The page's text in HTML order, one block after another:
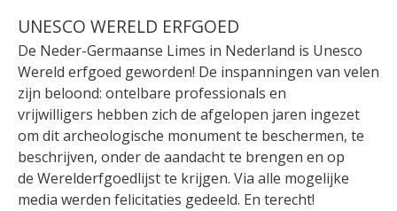
UNESCO WERELD ERFGOED
De Neder-Germaanse Limes in Nederland is Unesco
Wereld erfgoed geworden! De inspanningen van velen
zijn beloond: ontelbare professionals en
vrijwilligers hebben zich de afgelopen jaren ingezet
om dit archeologische monument te beschermen, te
beschrijven, onder de aandacht te brengen en op
de Werelderfgoedlijst te krijgen. Via alle mogelijke
media werden felicitaties gedeeld. En terecht!